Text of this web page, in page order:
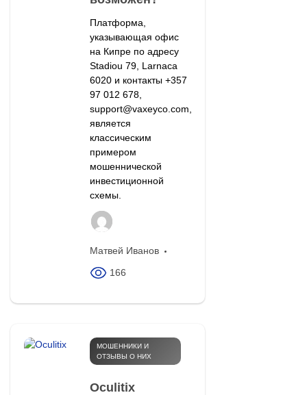
Платформа,
указывающая офис
на Кипре по адресу
Stadiou 79, Larnaca
6020 и контакты +357
97 012 678,
support@vaxeyco.com,
является
классическим
примером
мошеннической
инвестиционной
схемы.
Матвей Иванов
166
МОШЕННИКИ И
ОТЗЫВЫ О НИХ
Oculitix